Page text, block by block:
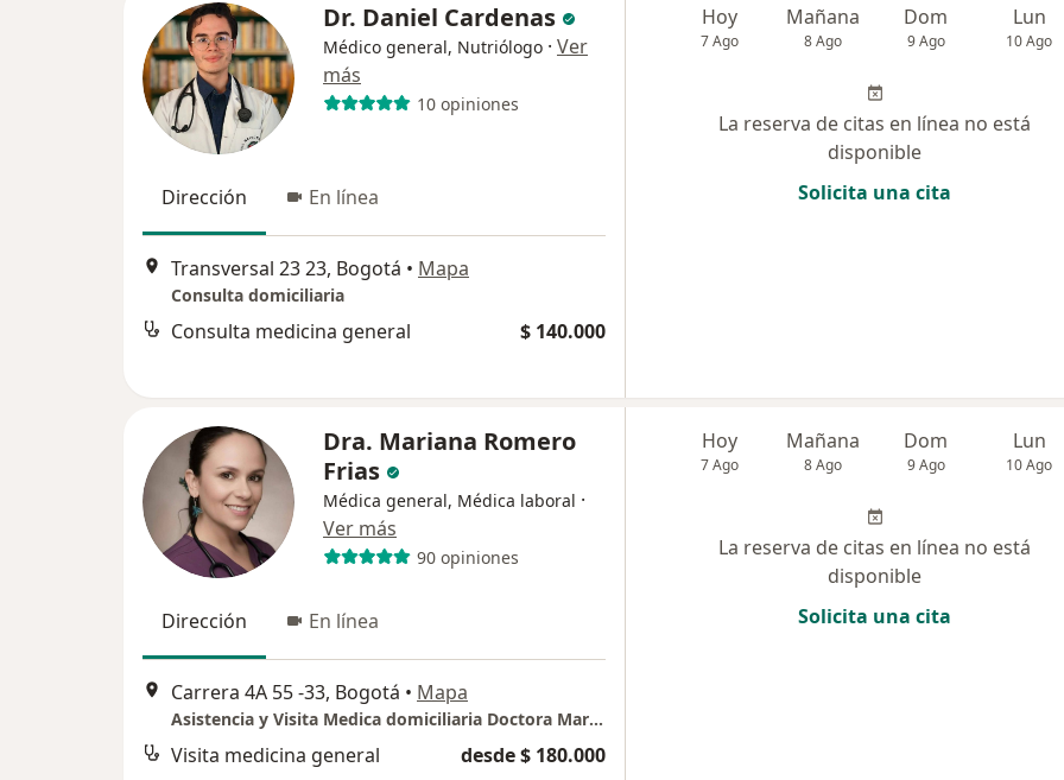
Dr. Daniel Cardenas
Médico general, Nutriólogo · Ver
más
10 opiniones
Dirección En línea
Transversal 23 23, Bogotá • Mapa
Consulta domiciliaria
Consulta medicina general $ 140.000
Hoy
7 Ago
Mañana
8 Ago
Dom
9 Ago
Lun
10 Ago
La reserva de citas en línea no está
disponible
Solicita una cita
Dra. Mariana Romero
Frias
Médica general, Médica laboral ·
Ver más
90 opiniones
Dirección En línea
Carrera 4A 55 -33, Bogotá • Mapa
Asistencia y Visita Medica domiciliaria Doctora Mariana Romero Frias / apartamento 404
Visita medicina general desde $ 180.000
Hoy
7 Ago
Mañana
8 Ago
Dom
9 Ago
Lun
10 Ago
La reserva de citas en línea no está
disponible
Solicita una cita